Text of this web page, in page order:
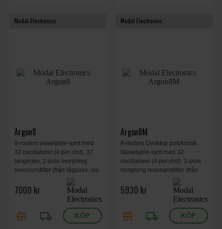
Modal Electronics
Argon8
8-rösters wavetable-synt med
32 oscillatorer (4 per röst), 37
tangenter, 2-pole morphing
resonansfilter (från lågpass, via
bandpass till högpass).
7000 kr
store local_shipping
Modal Electronics
Argon8M
8-rösters Desktop polyfonisk
Wavetable-synt med 32
oscillatorer (4 per röst). 2-pole
morphing resonansfilter (från
lågpass, via bandpass till
högpass).
5930 kr
store local_shipping